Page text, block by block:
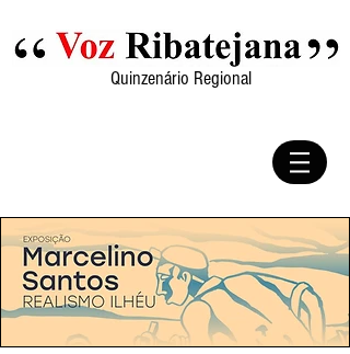
Quinzenário Regional